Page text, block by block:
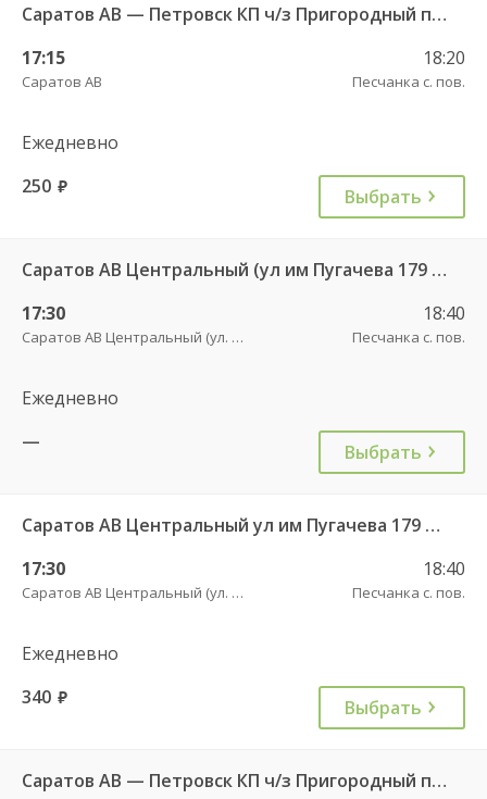
Саратов АВ — Петровск КП ч/з Пригородный п. 507
17:15
Саратов АВ
18:20
Песчанка с. пов.
Ежедневно
250 руб. Выбрать
Саратов АВ Центральный (ул им Пугачева 179 А) — Пенза АВ (улица Луначарского 1) 9438
17:30
Саратов АВ Центральный (ул. им. Пугачева, 179 А)
18:40
Песчанка с. пов.
Ежедневно
—
Выбрать
Саратов АВ Центральный ул им Пугачева 179 А — Петровск (ул Московская 101)
17:30
Саратов АВ Центральный (ул. им. Пугачева, 179 А)
18:40
Песчанка с. пов.
Ежедневно
340 руб. Выбрать
Саратов АВ — Петровск КП ч/з Пригородный п. 507